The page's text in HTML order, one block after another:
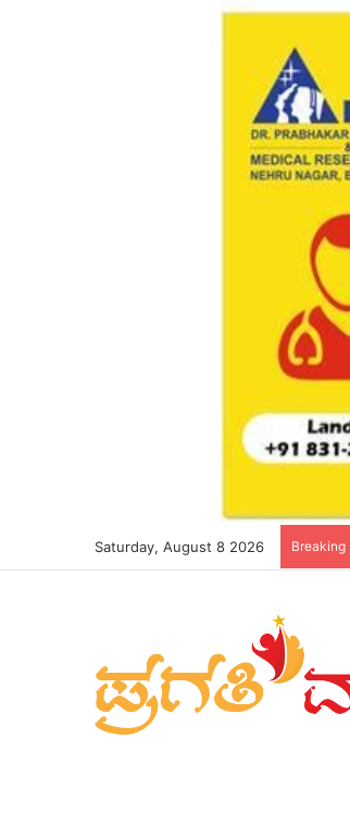
Saturday, August 8 2026 Breaking